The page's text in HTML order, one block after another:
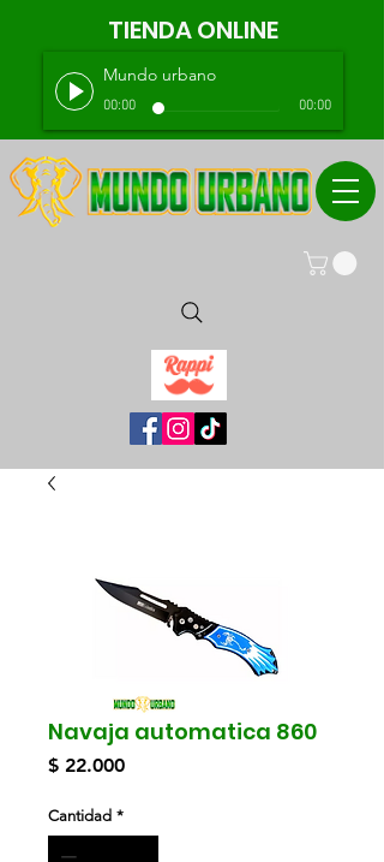
TIENDA ONLINE
Mundo urbano
00:00 00:00
Navaja automatica 860
$ 22.000Precio
Cantidad *